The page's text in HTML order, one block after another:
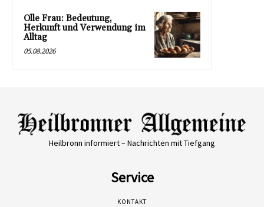
Olle Frau: Bedeutung,
Herkunft und Verwendung im
Alltag
05.08.2026
Heilbronn informiert – Nachrichten mit Tiefgang
Service
KONTAKT